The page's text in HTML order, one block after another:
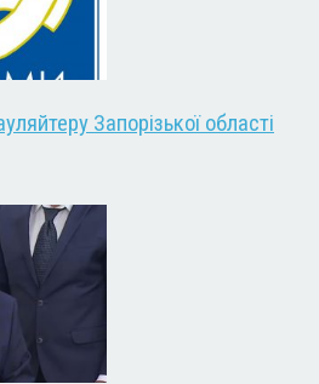
Запорізької області